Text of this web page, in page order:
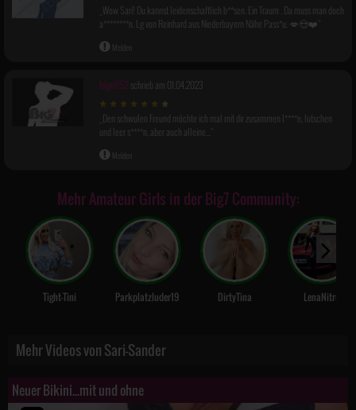
Wow Sari! Du kannst leidenschaftlich b**sen. Ein Traum . Da muss man doch
a********n. Lg von Reinhard aus Niederbayern Nähe Pass*u. 💋😍❤️
Melden
bigeil52 schrieb am 01.04.2023
Den schwulen Freund möchte ich mal mit dir zusammen l****n, lutschen
und leer s****n, aber auch alleine...
Melden
Mehr Amateur Girls in der Big7 Community:
Tight-Tini Parkplatzluder19 DirtyTina LenaNitro
Mehr Videos von Sari-Sander
Neuer Bikini...mit und ohne